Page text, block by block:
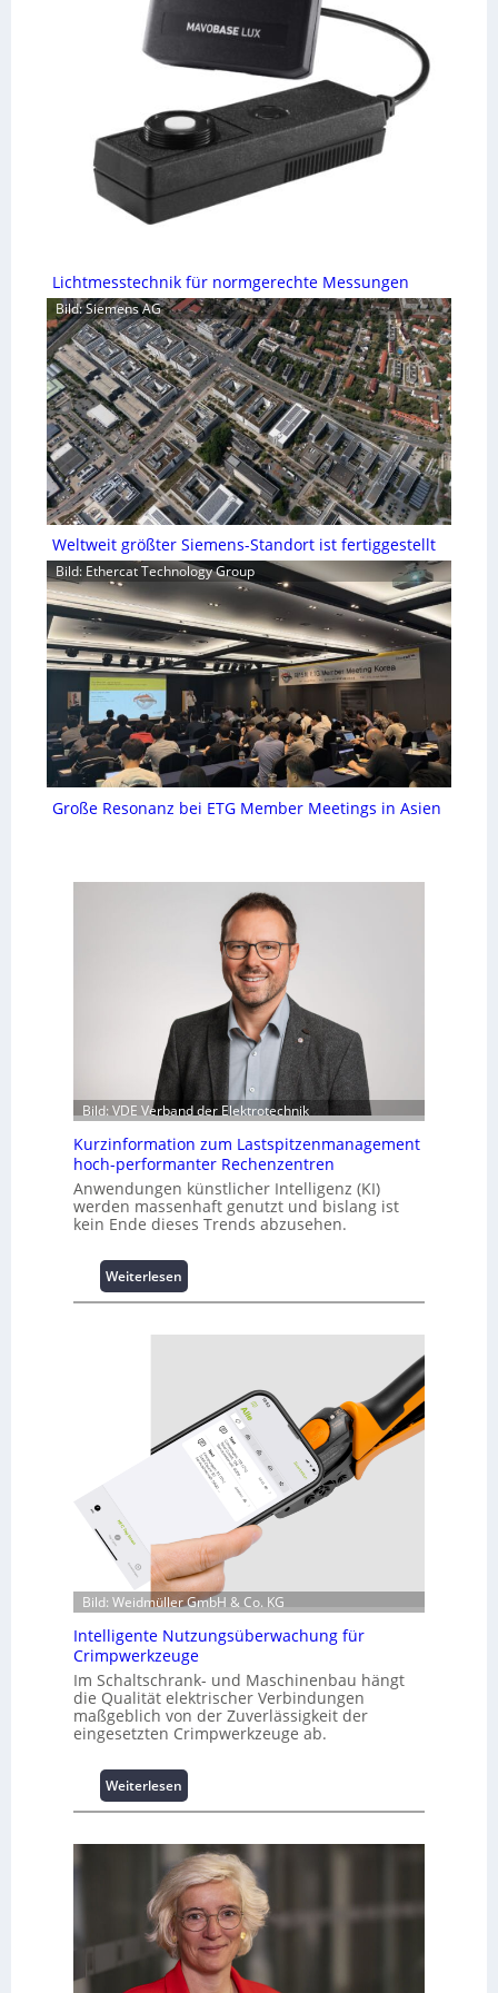
Lichtmesstechnik für normgerechte Messungen
Bild: Siemens AG
Weltweit größter Siemens-Standort ist fertiggestellt
Bild: Ethercat Technology Group
Große Resonanz bei ETG Member Meetings in Asien
Bild: VDE Verband der Elektrotechnik
Kurzinformation zum Lastspitzenmanagement
hoch-performanter Rechenzentren
Anwendungen künstlicher Intelligenz (KI)
werden massenhaft genutzt und bislang ist
kein Ende dieses Trends abzusehen.
Weiterlesen
K
r
o
o
n
z
u
m
L
a
s
t
i
z
e
n
m
a
n
a
Bild: Weidmüller GmbH & Co. KG
Intelligente Nutzungsüberwachung für
Crimpwerkzeuge
Im Schaltschrank- und Maschinenbau hängt
die Qualität elektrischer Verbindungen
maßgeblich von der Zuverlässigkeit der
eingesetzten Crimpwerkzeuge ab.
Weiterlesen
I
t
e
l
l
i
g
e